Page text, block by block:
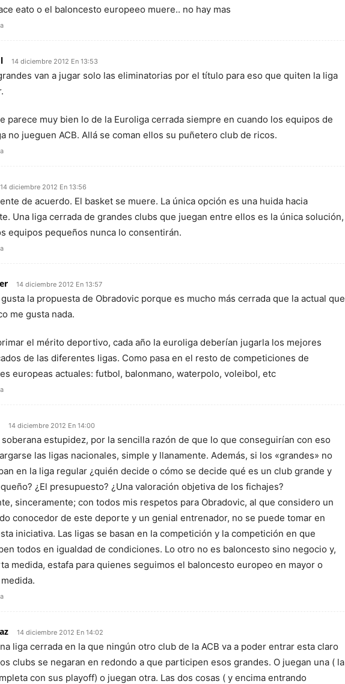
eato o el baloncesto europeeo muere.. no hay mas
14 diciembre 2012 En 13:53
van a jugar solo las eliminatorias por el título para eso que quiten la liga
parece muy bien lo de la Euroliga cerrada siempre en cuando los equipos de
no jueguen ACB. Allá se coman ellos su puñetero club de ricos.
14 diciembre 2012 En 13:56
de acuerdo. El basket se muere. La única opción es una huida hacia
Una liga cerrada de grandes clubs que juegan entre ellos es la única solución,
equipos pequeños nunca lo consentirán.
14 diciembre 2012 En 13:57
la propuesta de Obradovic porque es mucho más cerrada que la actual que
me gusta nada.
el mérito deportivo, cada año la euroliga deberían jugarla los mejores
de las diferentes ligas. Como pasa en el resto de competiciones de
europeas actuales: futbol, balonmano, waterpolo, voleibol, etc
14 diciembre 2012 En 14:00
soberana estupidez, por la sencilla razón de que lo que conseguirían con eso
las ligas nacionales, simple y llanamente. Además, si los «grandes» no
en la liga regular ¿quién decide o cómo se decide qué es un club grande y
¿El presupuesto? ¿Una valoración objetiva de los fichajes?
sinceramente; con todos mis respetos para Obradovic, al que considero un
conocedor de este deporte y un genial entrenador, no se puede tomar en
iniciativa. Las ligas se basan en la competición y la competición en que
todos en igualdad de condiciones. Lo otro no es baloncesto sino negocio y,
medida, estafa para quienes seguimos el baloncesto europeo en mayor o
14 diciembre 2012 En 14:02
liga cerrada en la que ningún otro club de la ACB va a poder entrar esta claro
clubs se negaran en redondo a que participen esos grandes. O juegan una ( la
con sus playoff) o juegan otra. Las dos cosas ( y encima entrando